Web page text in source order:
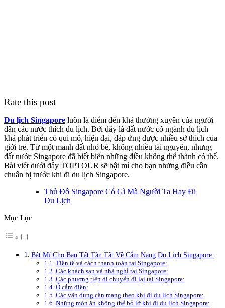
Rate this post
Du lịch Singapore luôn là điểm đến khá thường xuyên của người
dân các nước thích du lịch. Bởi đây là đất nước có ngành du lịch
khá phát triển có qui mô, hiện đại, đáp ứng được nhiều sở thích của
giới trẻ. Từ một mảnh đất nhỏ bé, không nhiều tài nguyên, nhưng
đất nước Singapore đã biết biến những điều không thể thành có thể.
Bài viết dưới đây TOPTOUR sẽ bật mí cho bạn những điều cần
chuẩn bị trước khi đi du lịch Singapore.
Thủ Đô Singapore Có Gì Mà Người Ta Hay Đi
Du Lịch
Mục Lục
Bật Mí Cho Bạn Tất Tần Tật Về Cẩm Nang Du Lịch Singapore:
Tiền tệ và cách thanh toán tại Singapore:
Các khách sạn và nhà nghỉ tại Singapore:
Các phương tiện di chuyển đi lại tại Singapore:
Ổ cắm điện:
Các vận dụng cần mang theo khi đi du lịch Singapore:
Những món ăn không thể bỏ lỡ khi đi du lịch Singapore: